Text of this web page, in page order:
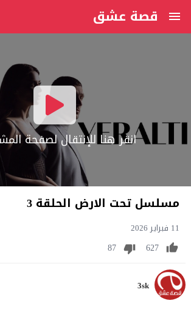
قصة عشق
انقر هنا للإنتقال لصفحة
مسلسل تحت الارض الحلقة 3
11 فبراير 2026
627
87
3sk